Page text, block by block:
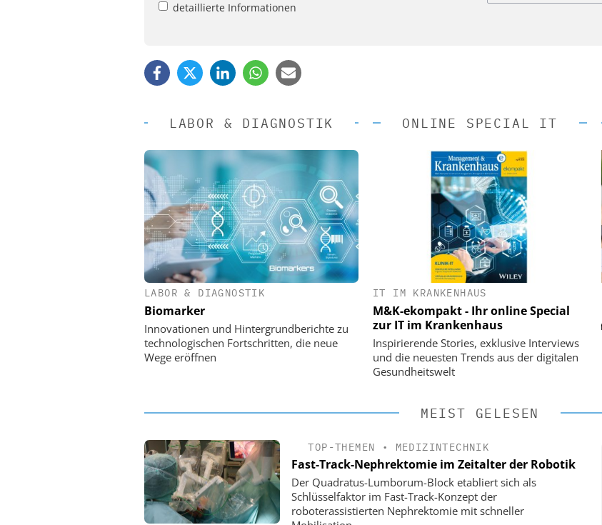
detaillierte Informationen
LABOR & DIAGNOSTIK
LABOR & DIAGNOSTIK
Biomarker
Innovationen und Hintergrundberichte zu
technologischen Fortschritten, die neue
Wege eröffnen
ONLINE SPECIAL IT
IT IM KRANKENHAUS
M&K-ekompakt - Ihr online Special
zur IT im Krankenhaus
Inspirierende Stories, exklusive Interviews
und die neuesten Trends aus der digitalen
Gesundheitswelt
EASY SOFTWARE AG
Personalmanagement: Von digitaler
Ordnung zur KI-fähigen Steuerung
EASY SOFTWARE AG
Digitalisierung im
Personalmanagement: Von digitaler
Ordnung zur KI-fähigen Steuerung
MEIST GELESEN
TOP-THEMEN • MEDIZINTECHNIK
Fast-Track-Nephrektomie im Zeitalter der Robotik
Der Quadratus-Lumborum-Block etabliert sich als
Schlüsselfaktor im Fast-Track-Konzept der
roboterassistierten Nephrektomie mit schneller